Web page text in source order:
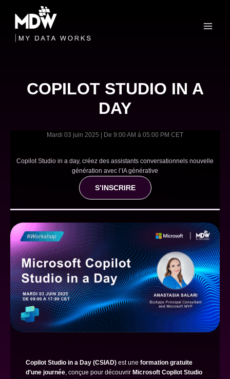
content
COPILOT STUDIO IN A
DAY
Mardi 03 juin 2025 | De 9:00 AM à 05:00 PM CET
Copilot Studio in a day, créez des assistants conversationnels nouvelle
génération avec l’IA générative
S’INSCRIRE
Copilot Studio in a Day (CSIAD) est une formation gratuite
d’une journée, conçue pour découvrir Microsoft Copilot Studio